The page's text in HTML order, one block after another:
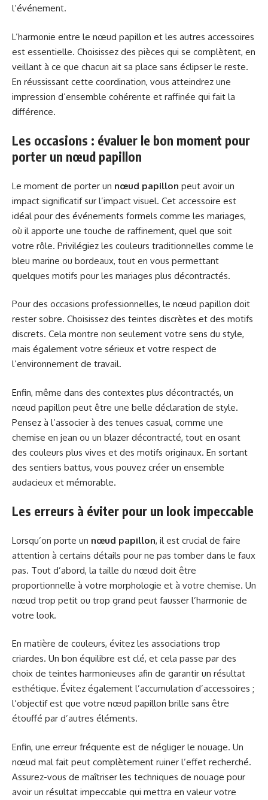
l’événement.
L’harmonie entre le nœud papillon et les autres accessoires
est essentielle. Choisissez des pièces qui se complètent, en
veillant à ce que chacun ait sa place sans éclipser le reste.
En réussissant cette coordination, vous atteindrez une
impression d’ensemble cohérente et raffinée qui fait la
différence.
Les occasions : évaluer le bon moment pour
porter un nœud papillon
Le moment de porter un nœud papillon peut avoir un
impact significatif sur l’impact visuel. Cet accessoire est
idéal pour des événements formels comme les mariages,
où il apporte une touche de raffinement, quel que soit
votre rôle. Privilégiez les couleurs traditionnelles comme le
bleu marine ou bordeaux, tout en vous permettant
quelques motifs pour les mariages plus décontractés.
Pour des occasions professionnelles, le nœud papillon doit
rester sobre. Choisissez des teintes discrètes et des motifs
discrets. Cela montre non seulement votre sens du style,
mais également votre sérieux et votre respect de
l’environnement de travail.
Enfin, même dans des contextes plus décontractés, un
nœud papillon peut être une belle déclaration de style.
Pensez à l’associer à des tenues casual, comme une
chemise en jean ou un blazer décontracté, tout en osant
des couleurs plus vives et des motifs originaux. En sortant
des sentiers battus, vous pouvez créer un ensemble
audacieux et mémorable.
Les erreurs à éviter pour un look impeccable
Lorsqu’on porte un nœud papillon, il est crucial de faire
attention à certains détails pour ne pas tomber dans le faux
pas. Tout d’abord, la taille du nœud doit être
proportionnelle à votre morphologie et à votre chemise. Un
nœud trop petit ou trop grand peut fausser l’harmonie de
votre look.
En matière de couleurs, évitez les associations trop
criardes. Un bon équilibre est clé, et cela passe par des
choix de teintes harmonieuses afin de garantir un résultat
esthétique. Évitez également l’accumulation d’accessoires ;
l’objectif est que votre nœud papillon brille sans être
étouffé par d’autres éléments.
Enfin, une erreur fréquente est de négliger le nouage. Un
nœud mal fait peut complètement ruiner l’effet recherché.
Assurez-vous de maîtriser les techniques de nouage pour
avoir un résultat impeccable qui mettra en valeur votre